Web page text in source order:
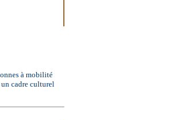
à mobilité
un cadre culturel